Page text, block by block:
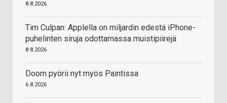
8.8.2026
Tim Culpan: Applella on miljardin edestä iPhone-
puhelinten siruja odottamassa muistipiirejä
8.8.2026
Doom pyörii nyt myös Paintissa
6.8.2026